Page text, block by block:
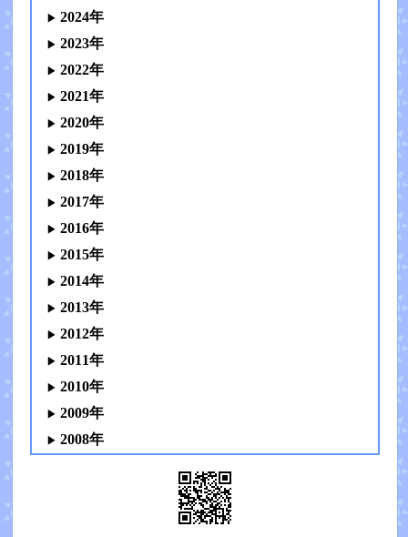
2024年
2023年
2022年
2021年
2020年
2019年
2018年
2017年
2016年
2015年
2014年
2013年
2012年
2011年
2010年
2009年
2008年